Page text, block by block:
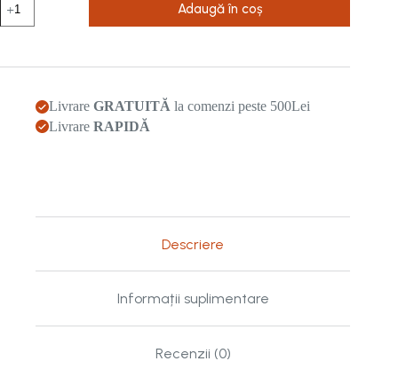
Ce
are
Adaugă în coș
Livrare GRATUITĂ la comenzi peste 500Lei
Livrare RAPIDĂ
Descriere
Informații suplimentare
Recenzii (0)